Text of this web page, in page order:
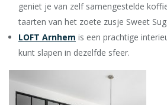
geniet je van zelf samengestelde
taarten van het zoete zusje Sweet
LOFT Arnhem is een prachtige
kunt slapen in dezelfde sfeer.